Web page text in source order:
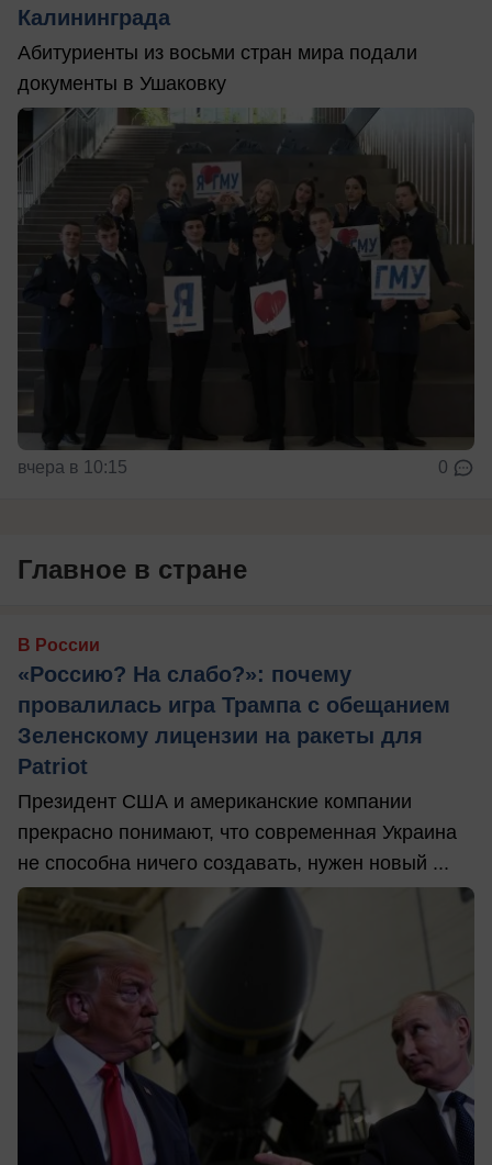
Калининграда
Абитуриенты из восьми стран мира подали
документы в Ушаковку
вчера в 10:15 0
Главное в стране
В России
«Россию? На слабо?»: почему
провалилась игра Трампа с обещанием
Зеленскому лицензии на ракеты для
Patriot
Президент США и американские компании
прекрасно понимают, что современная Украина
не способна ничего создавать, нужен новый ...